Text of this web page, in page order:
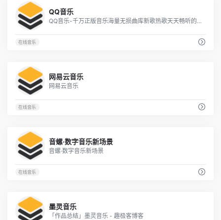
QQ音乐
QQ音乐-千万正版音乐海量无损曲库新歌热歌天天畅听的高品质音乐平台！
在线音乐
网易云音乐
网易云音乐
在线音乐
音螺·数字音乐新场景
音螺·数字音乐新场景
在线音乐
墨灵音乐
「作品总结」墨灵音乐 - 趣极客博客